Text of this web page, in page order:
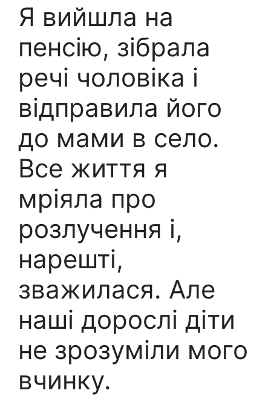
Я вийшла на
пенсію, зібрала
речі чоловіка і
відправила його
до мами в село.
Все життя я
мріяла про
розлучення і,
нарешті,
зважилася. Але
наші дорослі діти
не зрозуміли мого
вчинку.